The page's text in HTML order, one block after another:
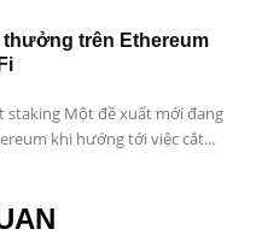
thưởng trên Ethereum
staking Một đề xuất mới đang
khi hướng tới việc cắt...